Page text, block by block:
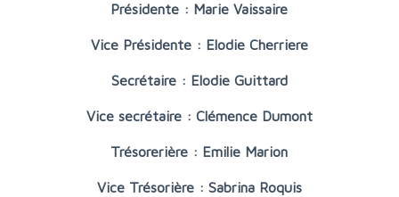
Présidente : Marie Vaissaire
Vice Présidente : Elodie Cherriere
Secrétaire : Elodie Guittard
Vice secrétaire : Clémence Dumont
Trésorerière : Emilie Marion
Vice Trésorière : Sabrina Roquis